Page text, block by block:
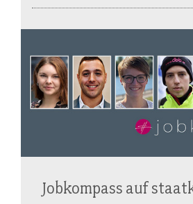
Jobkompass auf